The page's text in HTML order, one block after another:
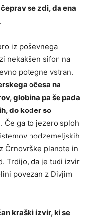
se zdi, da ena
.
iz poševnega
nekakšen sifon na
potegne vstran.
očesa na
globina pa še pada
do koder so
. Če ga to jezero sploh
podzemeljskih
Črnovrške planote in
Trdijo, da je tudi izvir
povezan z Divjim
kraški izvir, ki se